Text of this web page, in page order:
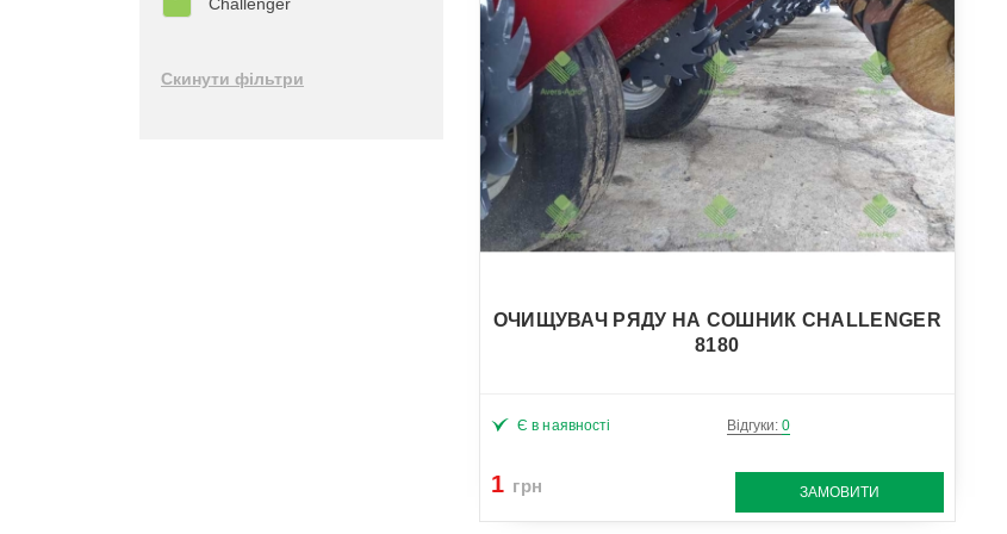
УСТАТКУВАННЯ ДЛЯ ТЕЛЕСКОПІЧНИХ НАВАНТАЖУВАЧІВ
ЗРОШУВАЛЬНІ СИСТЕМИ
Скинути фільтри
ОЧИЩУВАЧ РЯДУ НА СОШНИК CHALLENGER
8180
Є в наявності Відгуки: 0
1 грн ЗАМОВИТИ